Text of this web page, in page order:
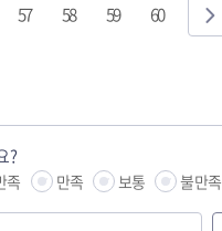
57 58 59 60
?
족 만족 보통 불만족